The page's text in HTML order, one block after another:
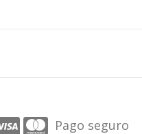
Pago seguro